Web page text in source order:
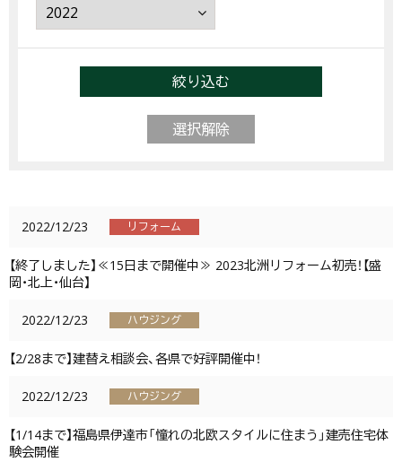
絞り込む
選択解除
2022/12/23 リフォーム
【終了しました】≪15日まで開催中≫ 2023北洲リフォーム初売！【盛
岡・北上・仙台】
2022/12/23 ハウジング
【2/28まで】建替え相談会、各県で好評開催中！
2022/12/23 ハウジング
【1/14まで】福島県伊達市「憧れの北欧スタイルに住まう」建売住宅体
験会開催